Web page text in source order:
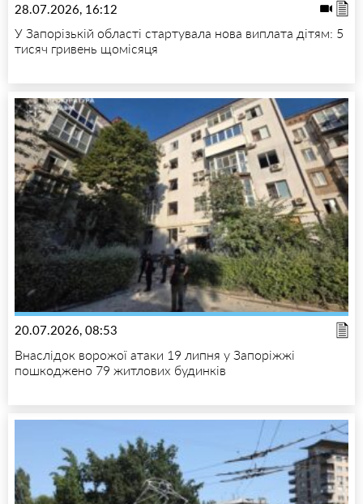
28.07.2026, 16:12
У Запорізькій області стартувала нова виплата дітям: 5
тисяч гривень щомісяця
20.07.2026, 08:53
Внаслідок ворожої атаки 19 липня у Запоріжжі
пошкоджено 79 житлових будинків